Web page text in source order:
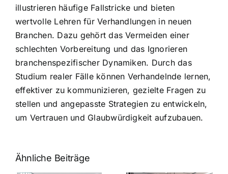
illustrieren häufige Fallstricke und bieten
wertvolle Lehren für Verhandlungen in neuen
Branchen. Dazu gehört das Vermeiden einer
schlechten Vorbereitung und das Ignorieren
branchenspezifischer Dynamiken. Durch das
Studium realer Fälle können Verhandelnde lernen,
effektiver zu kommunizieren, gezielte Fragen zu
stellen und angepasste Strategien zu entwickeln,
um Vertrauen und Glaubwürdigkeit aufzubauen.
Ähnliche Beiträge